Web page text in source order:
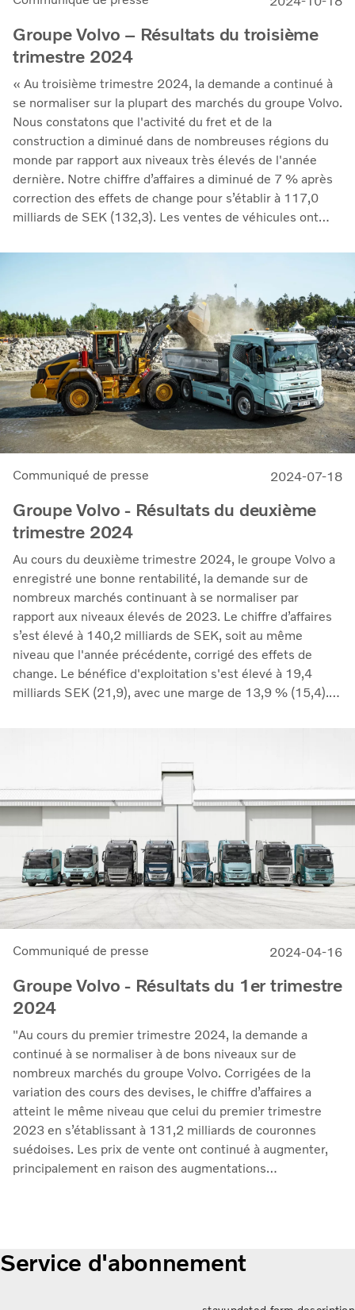
Groupe Volvo – Résultats du troisième
trimestre 2024
« Au troisième trimestre 2024, la demande a continué à
se normaliser sur la plupart des marchés du groupe Volvo.
Nous constatons que l'activité du fret et de la
construction a diminué dans de nombreuses régions du
monde par rapport aux niveaux très élevés de l'année
dernière. Notre chiffre d’affaires a diminué de 7 % après
correction des effets de change pour s’établir à 117,0
milliards de SEK (132,3). Les ventes de véhicules ont
celles des services sont restées fermes et ont augmenté
bénéfices malgré la baisse des volumes de vente, avec un
résultat d'exploitation de 14,1 milliards SEK (19,3) et
une marge de 12,0 %
Communiqué de presse 2024-07-18
Groupe Volvo - Résultats du deuxième
trimestre 2024
Au cours du deuxième trimestre 2024, le groupe Volvo a
enregistré une bonne rentabilité, la demande sur de
nombreux marchés continuant à se normaliser par
rapport aux niveaux élevés de 2023. Le chiffre d’affaires
s’est élevé à 140,2 milliards de SEK, soit au même
niveau que l'année précédente, corrigé des effets de
change. Le bénéfice d'exploitation s'est élevé à 19,4
milliards SEK (21,9), avec une marge de 13,9 % (15,4).
investissements en R&D ont eu une incidence négative
de prix mises en œuvre l'année dernière a continué à
avoir un effet positif. Notre activité de services a
progressé de 5 % après correction des effets de change.
Sur une base mobile de 12 mois, les activités de services
ont généré des revenus de 130,3 milliards de couronnes
suédoises », a déclaré Martin Lundstedt, président-
directeur général.
Communiqué de presse 2024-04-16
Groupe Volvo - Résultats du 1er trimestre
2024
"Au cours du premier trimestre 2024, la demande a
continué à se normaliser à de bons niveaux sur de
nombreux marchés du groupe Volvo. Corrigées de la
variation des cours des devises, le chiffre d’affaires a
atteint le même niveau que celui du premier trimestre
2023 en s’établissant à 131,2 milliards de couronnes
suédoises. Les prix de vente ont continué à augmenter,
principalement en raison des augmentations
atteindre 37,7 % (30,3). Nous continuons à donner la
Service d'abonnement